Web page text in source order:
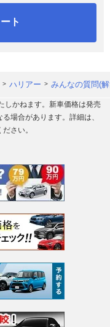
ト
ハリアー みんなの質問(
しかねます。新車価格は発売
場合があります。詳細は、
さい。